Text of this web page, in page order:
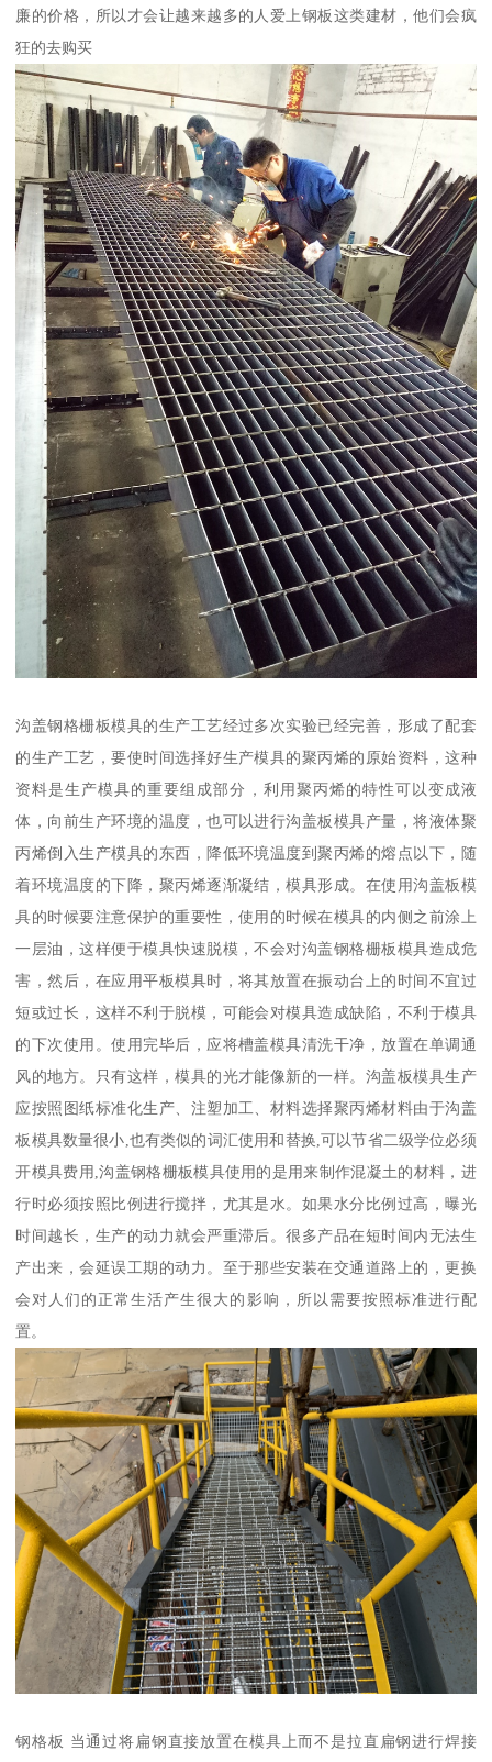
廉的价格，所以才会让越来越多的人爱上钢板这类建材，他们会疯
狂的去购买
沟盖钢格栅板模具的生产工艺经过多次实验已经完善，形成了配套
的生产工艺，要使时间选择好生产模具的聚丙烯的原始资料，这种
资料是生产模具的重要组成部分，利用聚丙烯的特性可以变成液
体，向前生产环境的温度，也可以进行沟盖板模具产量，将液体聚
丙烯倒入生产模具的东西，降低环境温度到聚丙烯的熔点以下，随
着环境温度的下降，聚丙烯逐渐凝结，模具形成。在使用沟盖板模
具的时候要注意保护的重要性，使用的时候在模具的内侧之前涂上
一层油，这样便于模具快速脱模，不会对沟盖钢格栅板模具造成危
害，然后，在应用平板模具时，将其放置在振动台上的时间不宜过
短或过长，这样不利于脱模，可能会对模具造成缺陷，不利于模具
的下次使用。使用完毕后，应将槽盖模具清洗干净，放置在单调通
风的地方。只有这样，模具的光才能像新的一样。沟盖板模具生产
应按照图纸标准化生产、注塑加工、材料选择聚丙烯材料由于沟盖
板模具数量很小,也有类似的词汇使用和替换,可以节省二级学位必须
开模具费用,沟盖钢格栅板模具使用的是用来制作混凝土的材料，进
行时必须按照比例进行搅拌，尤其是水。如果水分比例过高，曝光
时间越长，生产的动力就会严重滞后。很多产品在短时间内无法生
产出来，会延误工期的动力。至于那些安装在交通道路上的，更换
会对人们的正常生活产生很大的影响，所以需要按照标准进行配
置。
钢格板 当通过将扁钢直接放置在模具上而不是拉直扁钢进行焊接